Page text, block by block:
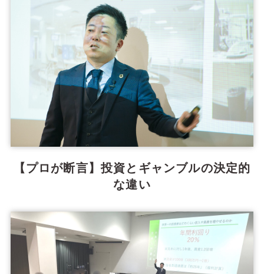
【プロが断言】投資とギャンブルの決定的
な違い